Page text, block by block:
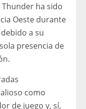
ha sido
Oeste durante
a su
presencia de
como
de juego y, sí,